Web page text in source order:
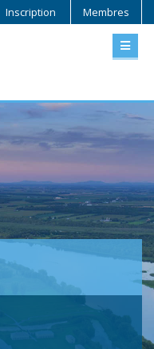
Inscription Membres